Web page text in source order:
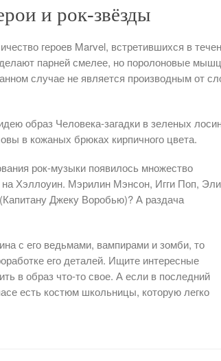
и рок-звёзды
героев Marvel, встретившихся в
парней смелее, но поролоновые
случае не является производным от
образ Человека-загадки в зеленых
в кожаных брюках кирпичного цвета.
рок-музыки появилось множество
Хэллоуин. Мэрилин Мэнсон, Игги Поп,
Джеку Воробью)? А раздача
с его ведьмами, вампирами и зомби, то
его деталей. Ищите интересные
в образ что-то свое. А если в последний
есть костюм школьницы, которую легко